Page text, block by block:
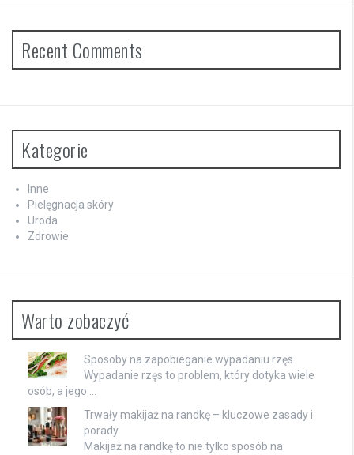
Recent Comments
Kategorie
Inne
Pielęgnacja skóry
Uroda
Zdrowie
Warto zobaczyć
Sposoby na zapobieganie wypadaniu rzęs
Wypadanie rzęs to problem, który dotyka wiele
osób, a jego …
Trwały makijaż na randkę – kluczowe zasady i
porady
Makijaż na randkę to nie tylko sposób na